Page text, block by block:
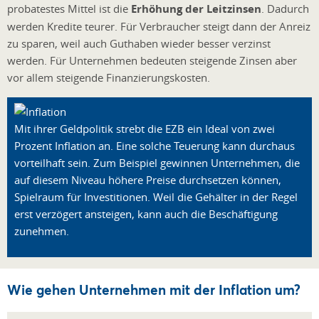
probatestes Mittel ist die Erhöhung der Leitzinsen . Dadurch
werden Kredite teurer. Für Verbraucher steigt dann der Anreiz
zu sparen, weil auch Guthaben wieder besser verzinst
werden. Für Unternehmen bedeuten steigende Zinsen aber
vor allem steigende Finanzierungskosten.
Mit ihrer Geldpolitik strebt die EZB ein Ideal von zwei
Prozent Inflation an. Eine solche Teuerung kann durchaus
vorteilhaft sein. Zum Beispiel gewinnen Unternehmen, die
auf diesem Niveau höhere Preise durchsetzen können,
Spielraum für Investitionen. Weil die Gehälter in der Regel
erst verzögert ansteigen, kann auch die Beschäftigung
zunehmen.
Wie gehen Unternehmen mit der Inflation um?